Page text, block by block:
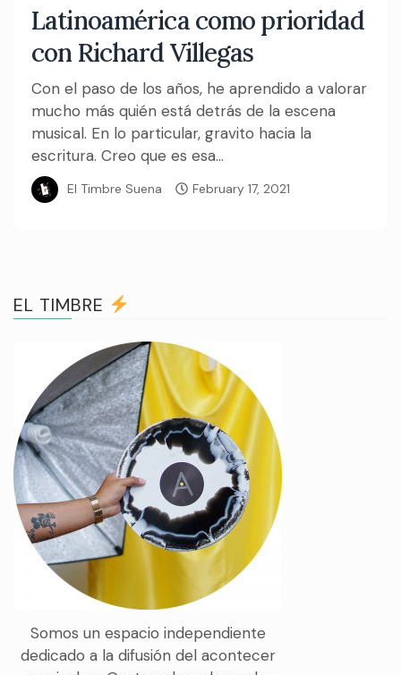
Latinoamérica como prioridad
con Richard Villegas
Con el paso de los años, he aprendido a valorar
mucho más quién está detrás de la escena
musical. En lo particular, gravito hacia la
escritura. Creo que es esa...
El Timbre Suena February 17, 2021
EL TIMBRE
Somos un espacio independiente
dedicado a la difusión del acontecer